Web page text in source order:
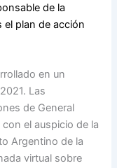
de la
el plan de acción
en un
Las
de General
el auspicio de la
Argentino de la
virtual sobre